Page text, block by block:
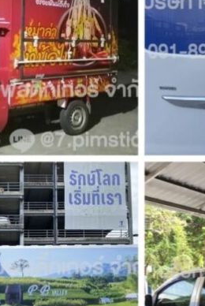
อร์รถบรรทุก
อร์ข้างรถ
กอร์ติดยานพาหนะ
กอร์ติดรถบริษัท
CAR
กเกอร์ติดรถหัวลาก
อร์ติดรถพ่วง
กเกอร์รถ
ดรถ ส่วนที่ 3
อร์ติดรถกระบะ แครี่บอย
อร์ PVC 3M ติดรถ
อร์ติดรถตู้คอนเทนเนอร์
อร์แผ่นใหญ่ติดรถ